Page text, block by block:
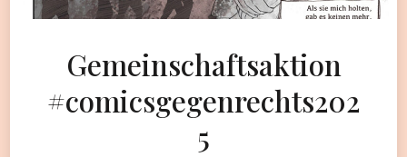
Gemeinschaftsaktion
#comicsgegenrechts202
5